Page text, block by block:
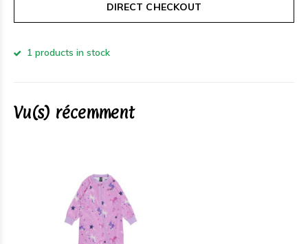
DIRECT CHECKOUT
1 products in stock
Vu(s) récemment